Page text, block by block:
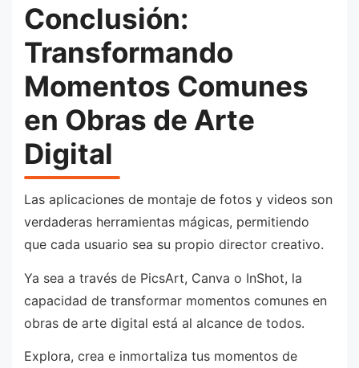
Conclusión:
Transformando
Momentos Comunes
en Obras de Arte
Digital
Las aplicaciones de montaje de fotos y videos son
verdaderas herramientas mágicas, permitiendo
que cada usuario sea su propio director creativo.
Ya sea a través de PicsArt, Canva o InShot, la
capacidad de transformar momentos comunes en
obras de arte digital está al alcance de todos.
Explora, crea e inmortaliza tus momentos de